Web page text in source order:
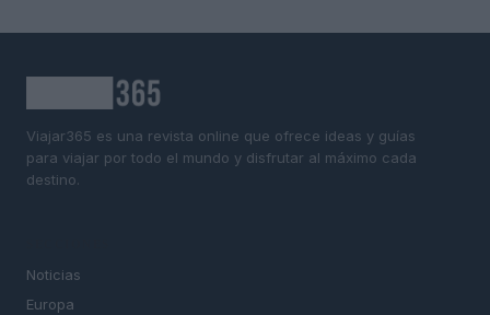
Viajar365 es una revista online que ofrece ideas y guías
para viajar por todo el mundo y disfrutar al máximo cada
destino.
Noticias
Europa